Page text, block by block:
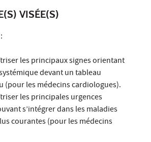
VISÉE(S)
les principaux signes orientant
devant un tableau
(pour les médecins cardiologues).
les principales urgences
s’intégrer dans les maladies
courantes (pour les médecins